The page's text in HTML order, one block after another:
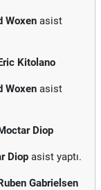
Woxen asist
Kitolano
Woxen asist
Diop
Diop asist yaptı.
Gabrielsen